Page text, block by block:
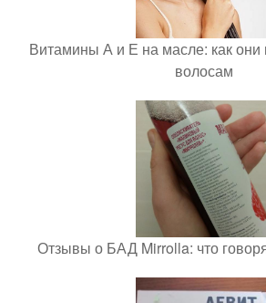
Витамины А и Е на масле: как
волосам
Отзывы о БАД Mirrolla: что